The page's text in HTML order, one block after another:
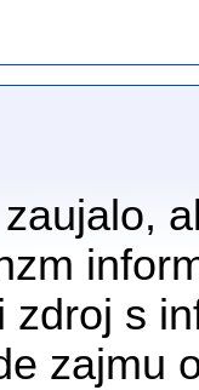
zdroj s
zajmu